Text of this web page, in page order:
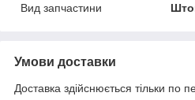
Вид запчастини
Умови доставки
Доставка здійснюється тільки по